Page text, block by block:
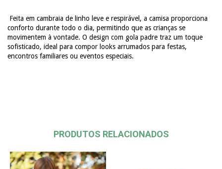
Feita em cambraia de linho leve e respirável, a camisa proporciona
conforto durante todo o dia, permitindo que as crianças se
movimentem à vontade. O design com gola padre traz um toque
sofisticado, ideal para compor looks arrumados para festas,
encontros familiares ou eventos especiais.
PRODUTOS RELACIONADOS